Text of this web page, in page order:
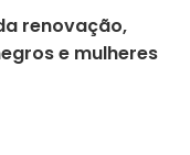
renovação,
e mulheres